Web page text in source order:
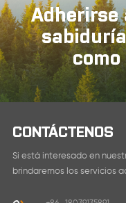
Adherirse
CONTÁCTENOS
Si está interesado en
brindaremos los servicios